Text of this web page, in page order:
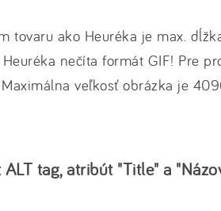
tovaru ako Heuréka je max.
nečíta formát GIF! Pre
Maximálna veľkosť obrázka je
tag, atribút "Title" a